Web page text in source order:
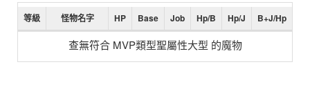
等級 怪物名字 HP Base Job Hp/B Hp/J B+J/Hp
查無符合 MVP類型聖屬性大型 的魔物